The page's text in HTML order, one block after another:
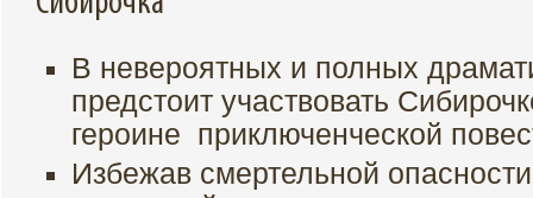
В невероятных и полных
предстоит участвовать
героине приключенческой
Избежав смертельной